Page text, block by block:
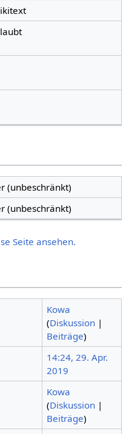
(unbeschränkt)
(unbeschränkt)
Seite ansehen.
Kowa
(Diskussion |
Beiträge)
14:24, 29. Apr.
2019
Kowa
(Diskussion |
Beiträge)